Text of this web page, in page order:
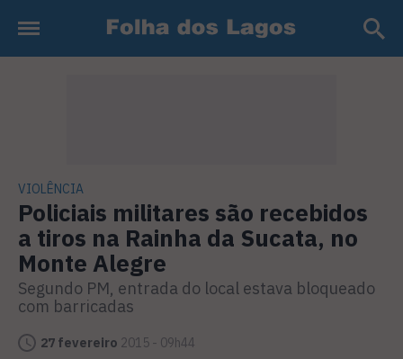
VIOLÊNCIA
Policiais militares são recebidos
a tiros na Rainha da Sucata, no
Monte Alegre
Segundo PM, entrada do local estava bloqueado
com barricadas
27 fevereiro 2015 - 09h44